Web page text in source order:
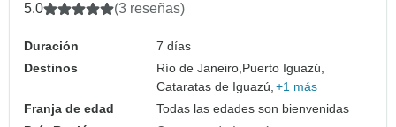
5.0 (3 reseñas)
Duración
7 días
Destinos
Río de Janeiro,Puerto Iguazú,
Cataratas de Iguazú, +1 más
Franja de edad
Todas las edades son bienvenidas